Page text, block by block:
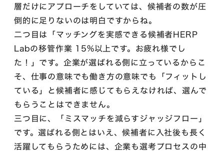
層だけにアプローチをしていては、候補者の数が圧
倒的に足りないのは明白ですからね。
二つ目は「マッチングを実感できる候補者HERP
Labの移管作業 15%以上です。お疲れ様でし
た！」です。企業が選ばれる側に立っているからこ
そ、仕事の意味でも働き方の意味でも「フィットし
ている」と候補者に感じてもらえなければ、選んで
もらうことはできません。
三つ目に、「ミスマッチを減らすジャッジフロー」
です。選ばれる側とはいえ、候補者に入社後も長く
活躍してもらうためには、企業も選考プロセスの中